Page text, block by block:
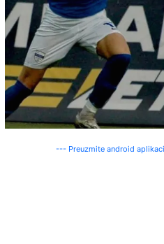
--- Preuzmite android